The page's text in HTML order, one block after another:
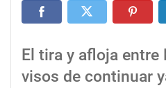
El tira y afloja entre
visos de continuar